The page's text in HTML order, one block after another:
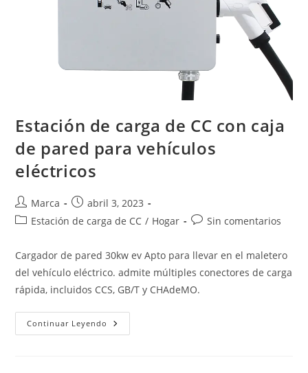
Estación de carga de CC con caja
de pared para vehículos
eléctricos
Marca
abril 3, 2023
Estación de carga de CC / Hogar Sin comentarios
Cargador de pared 30kw ev Apto para llevar en el maletero
del vehículo eléctrico. admite múltiples conectores de carga
rápida, incluidos CCS, GB/T y CHAdeMO.
Continuar Leyendo